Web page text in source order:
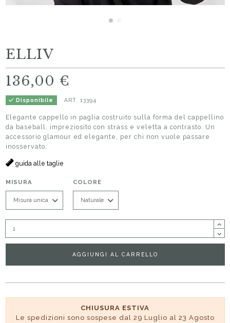
ELLIV
136,00 €
Disponibile ART. 13394
Elegante cappello in paglia costruito sulla forma del cappellino
da baseball, impreziosito con strass e veletta a contrasto. Un
accessorio glamour ed elegante, per chi non vuole passare
inosservato.
guida alle taglie
MISURA COLORE
AGGIUNGI AL CARRELLO
CHIUSURA ESTIVA
Le spedizioni sono sospese dal 29 Luglio al 23 Agosto